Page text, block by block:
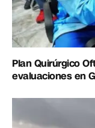
Plan Quirúrgico
evaluaciones en